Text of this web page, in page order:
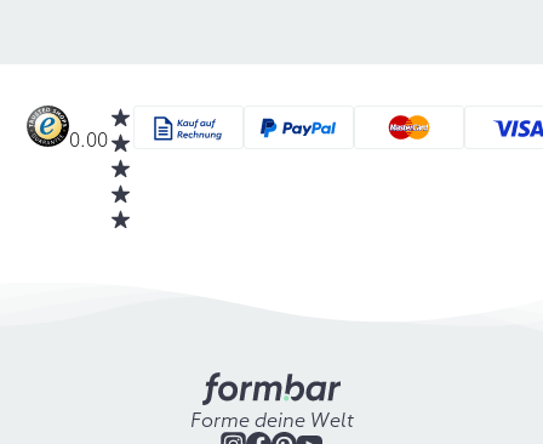
0.00
Forme deine Welt